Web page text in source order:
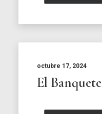
octubre 17, 2024
El Banquete